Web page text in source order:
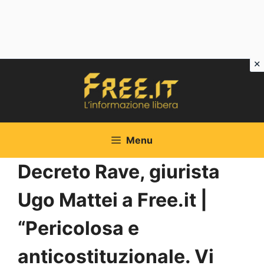
Menu
Decreto Rave, giurista
Ugo Mattei a Free.it |
“Pericolosa e
anticostituzionale. Vi